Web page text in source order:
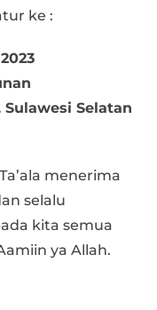
ke :
Sulawesi Selatan
menerima
selalu
kita semua
ya Allah.